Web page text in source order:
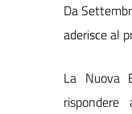
Da
aderisce al
La Nuova